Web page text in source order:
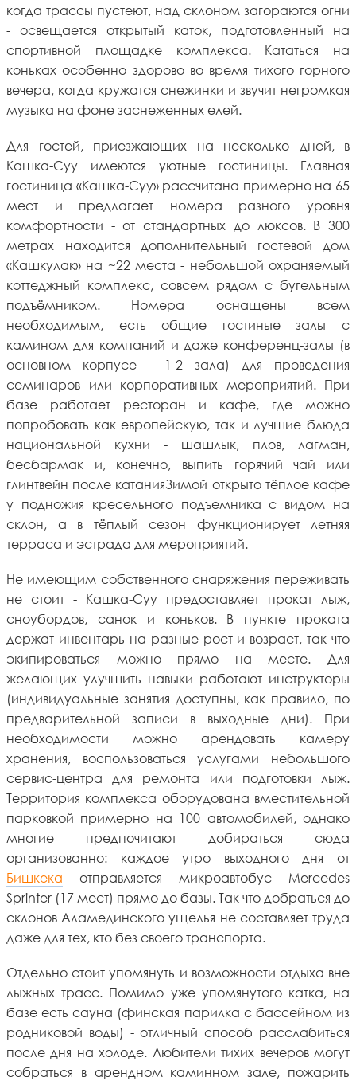
когда трассы пустеют, над склоном загораются огни
- освещается открытый каток, подготовленный на
спортивной площадке комплекса. Кататься на
коньках особенно здорово во время тихого горного
вечера, когда кружатся снежинки и звучит негромкая
музыка на фоне заснеженных елей.
Для гостей, приезжающих на несколько дней, в
Кашка-Суу имеются уютные гостиницы. Главная
гостиница «Кашка-Суу» рассчитана примерно на 65
мест и предлагает номера разного уровня
комфортности - от стандартных до люксов. В 300
метрах находится дополнительный гостевой дом
«Кашкулак» на ~22 места - небольшой охраняемый
коттеджный комплекс, совсем рядом с бугельным
подъёмником. Номера оснащены всем
необходимым, есть общие гостиные залы с
камином для компаний и даже конференц-залы (в
основном корпусе - 1-2 зала) для проведения
семинаров или корпоративных мероприятий. При
базе работает ресторан и кафе, где можно
попробовать как европейскую, так и лучшие блюда
национальной кухни - шашлык, плов, лагман,
бесбармак и, конечно, выпить горячий чай или
глинтвейн после катанияЗимой открыто тёплое кафе
у подножия кресельного подъемника с видом на
склон, а в тёплый сезон функционирует летняя
терраса и эстрада для мероприятий.
Не имеющим собственного снаряжения переживать
не стоит - Кашка-Суу предоставляет прокат лыж,
сноубордов, санок и коньков. В пункте проката
держат инвентарь на разные рост и возраст, так что
экипироваться можно прямо на месте. Для
желающих улучшить навыки работают инструкторы
(индивидуальные занятия доступны, как правило, по
предварительной записи в выходные дни). При
необходимости можно арендовать камеру
хранения, воспользоваться услугами небольшого
сервис-центра для ремонта или подготовки лыж.
Территория комплекса оборудована вместительной
парковкой примерно на 100 автомобилей, однако
многие предпочитают добираться сюда
организованно: каждое утро выходного дня от
Бишкека отправляется микроавтобус Mercedes
Sprinter (17 мест) прямо до базы. Так что добраться до
склонов Аламединского ущелья не составляет труда
даже для тех, кто без своего транспорта.
Отдельно стоит упомянуть и возможности отдыха вне
лыжных трасс. Помимо уже упомянутого катка, на
базе есть сауна (финская парилка с бассейном из
родниковой воды) - отличный способ расслабиться
после дня на холоде. Любители тихих вечеров могут
собраться в арендном каминном зале, пожарить